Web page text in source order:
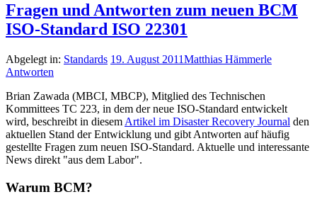
Fragen und Antworten zum neuen BCM
ISO-Standard ISO 22301
Abgelegt in: Standards 19. August 2011Matthias Hämmerle
Antworten
Brian Zawada (MBCI, MBCP), Mitglied des Technischen
Kommittees TC 223, in dem der neue ISO-Standard entwickelt
wird, beschreibt in diesem Artikel im Disaster Recovery Journal den
aktuellen Stand der Entwicklung und gibt Antworten auf häufig
gestellte Fragen zum neuen ISO-Standard. Aktuelle und interessante
News direkt "aus dem Labor".
Warum BCM?